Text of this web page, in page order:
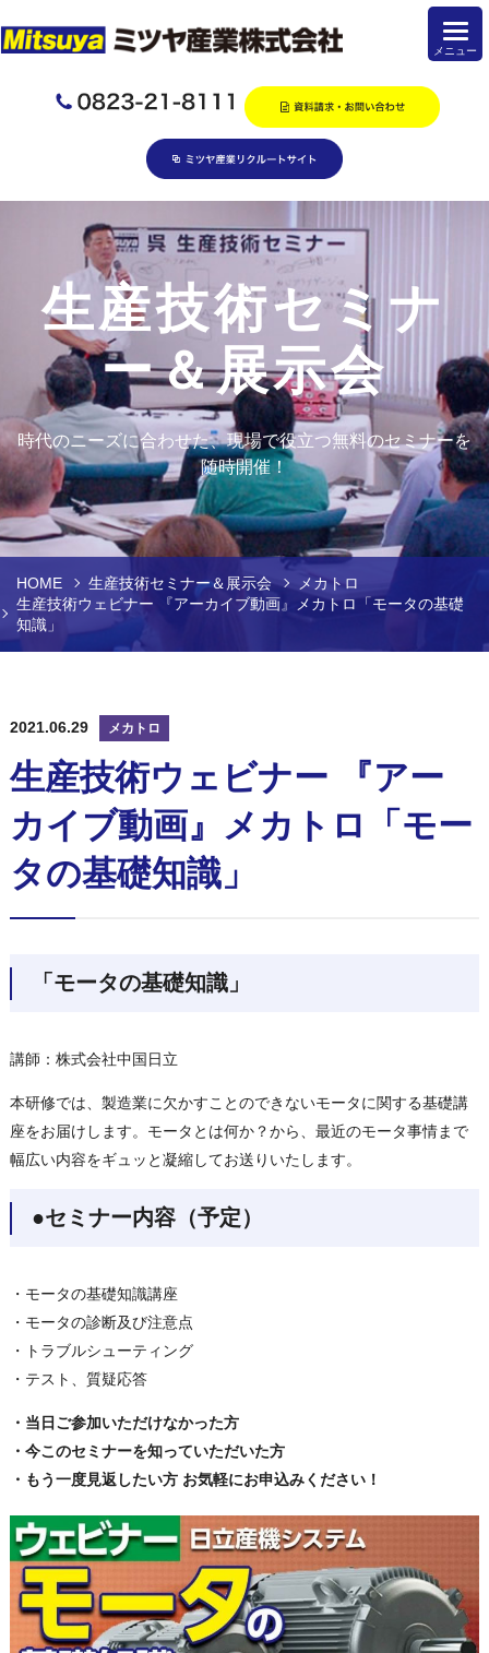
生産技術セミナ
ー＆展示会
時代のニーズに合わせた、現場で役立つ無料のセミナーを
随時開催！
HOME 生産技術セミナー＆展示会
メカトロ
生産技術ウェビナー 『アーカイブ動画』メカトロ「モータの基礎
知識」
2021.06.29 メカトロ
生産技術ウェビナー 『アー
カイブ動画』メカトロ「モー
タの基礎知識」
「モータの基礎知識」
講師：株式会社中国日立
本研修では、製造業に欠かすことのできないモータに関する基礎講
座をお届けします。モータとは何か？から、最近のモータ事情まで
幅広い内容をギュッと凝縮してお送りいたします。
●セミナー内容（予定）
・モータの基礎知識講座
・モータの診断及び注意点
・トラブルシューティング
・テスト、質疑応答
・当日ご参加いただけなかった方
・今このセミナーを知っていただいた方
・もう一度見返したい方 お気軽にお申込みください！